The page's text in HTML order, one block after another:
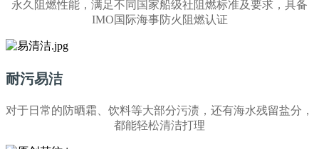
永久阻燃性能，满足不同国家船级社阻燃标准及要求，具备
IMO国际海事防火阻燃认证
耐污易洁
对于日常的防晒霜、饮料等大部分污渍，还有海水残留盐分，
都能轻松清洁打理